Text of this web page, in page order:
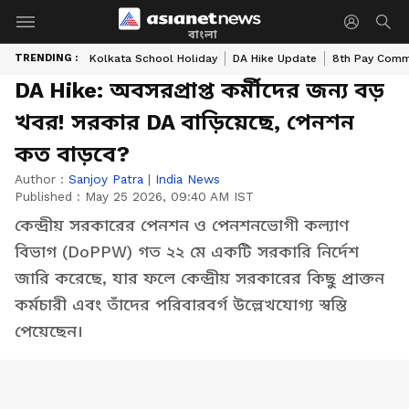
বাংলা
TRENDING : Kolkata School Holiday DA Hike Update 8th Pay
DA Hike: অবসরপ্রাপ্ত কর্মীদের জন্য বড়
খবর! সরকার DA বাড়িয়েছে, পেনশন
কত বাড়বে?
Author : Sanjoy Patra | India News
Published : May 25 2026, 09:40 AM IST
কেন্দ্রীয় সরকারের পেনশন ও পেনশনভোগী কল্যাণ
বিভাগ (DoPPW) গত ২২ মে একটি সরকারি নির্দেশ
জারি করেছে, যার ফলে কেন্দ্রীয় সরকারের কিছু প্রাক্তন
কর্মচারী এবং তাঁদের পরিবারবর্গ উল্লেখযোগ্য স্বস্তি
পেয়েছেন।